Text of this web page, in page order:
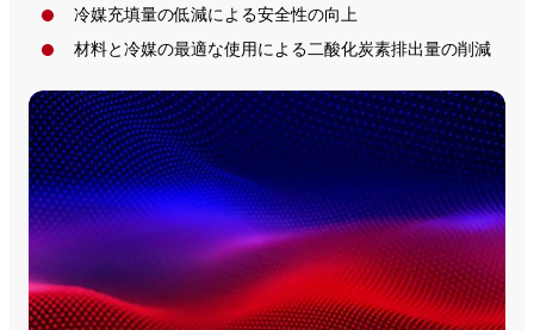
冷媒充填量の低減による安全性の向上
材料と冷媒の最適な使用による二酸化炭素排出量の削減